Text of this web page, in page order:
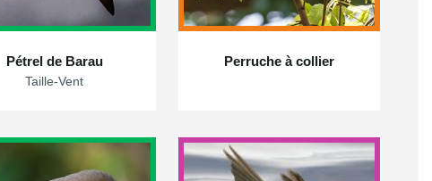
Pétrel de Barau
Taille-Vent
Perruche à collier